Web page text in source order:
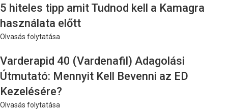
5 hiteles tipp amit Tudnod kell a Kamagra
használata előtt
Olvasás folytatása
Varderapid 40 (Vardenafil) Adagolási
Útmutató: Mennyit Kell Bevenni az ED
Kezelésére?
Olvasás folytatása